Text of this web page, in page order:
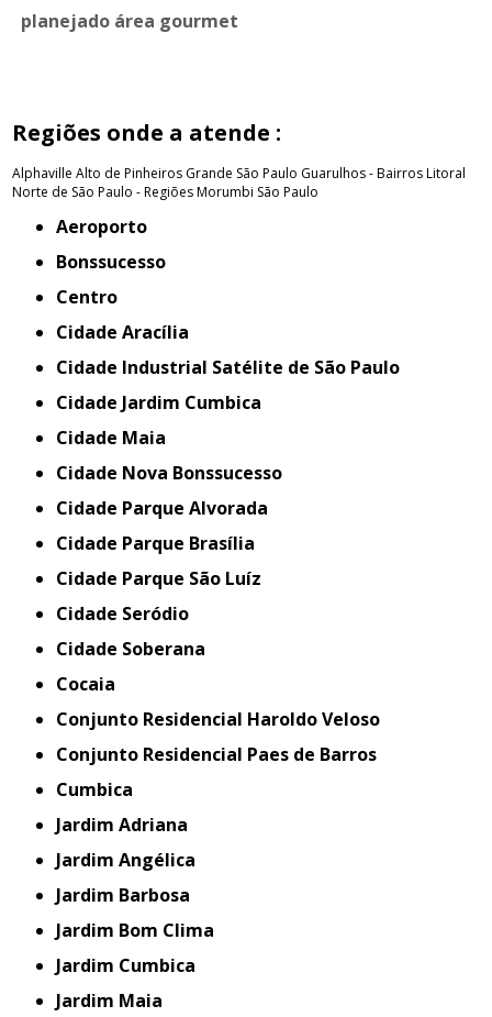
planejado área gourmet
Regiões onde a atende :
Alphaville Alto de Pinheiros Grande São Paulo Guarulhos - BairrosLitoral
Norte de São Paulo - RegiõesMorumbi São Paulo
Aeroporto
Bonssucesso
Centro
Cidade Aracília
Cidade Industrial Satélite de São Paulo
Cidade Jardim Cumbica
Cidade Maia
Cidade Nova Bonssucesso
Cidade Parque Alvorada
Cidade Parque Brasília
Cidade Parque São Luíz
Cidade Seródio
Cidade Soberana
Cocaia
Conjunto Residencial Haroldo Veloso
Conjunto Residencial Paes de Barros
Cumbica
Jardim Adriana
Jardim Angélica
Jardim Barbosa
Jardim Bom Clima
Jardim Cumbica
Jardim Maia